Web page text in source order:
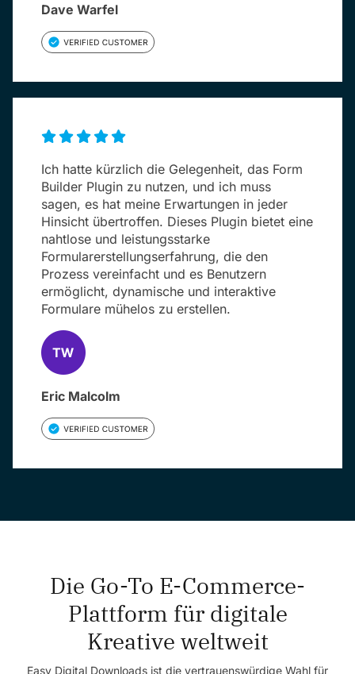
Dave Warfel
Ich hatte kürzlich die Gelegenheit, das Form
Builder Plugin zu nutzen, und ich muss
sagen, es hat meine Erwartungen in jeder
Hinsicht übertroffen. Dieses Plugin bietet eine
nahtlose und leistungsstarke
Formularerstellungserfahrung, die den
Prozess vereinfacht und es Benutzern
ermöglicht, dynamische und interaktive
Formulare mühelos zu erstellen.
Eric Malcolm
Die Go-To E-Commerce-
Plattform für digitale
Kreative weltweit
Easy Digital Downloads ist die vertrauenswürdige Wahl für